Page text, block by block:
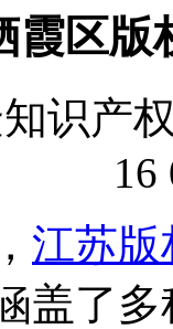
霞区版
识产
16
江苏版
盖了